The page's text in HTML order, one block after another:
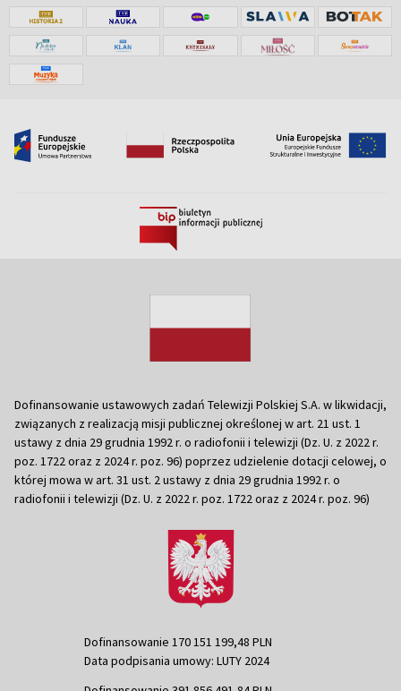
Dofinansowanie ustawowych zadań Telewizji Polskiej S.A. w likwidacji,
związanych z realizacją misji publicznej określonej w art. 21 ust. 1
ustawy z dnia 29 grudnia 1992 r. o radiofonii i telewizji (Dz. U. z 2022 r.
poz. 1722 oraz z 2024 r. poz. 96) poprzez udzielenie dotacji celowej, o
której mowa w art. 31 ust. 2 ustawy z dnia 29 grudnia 1992 r. o
radiofonii i telewizji (Dz. U. z 2022 r. poz. 1722 oraz z 2024 r. poz. 96)
Dofinansowanie 170 151 199,48 PLN
Data podpisania umowy: LUTY 2024